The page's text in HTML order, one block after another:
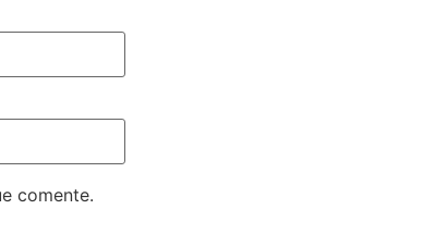
comente.